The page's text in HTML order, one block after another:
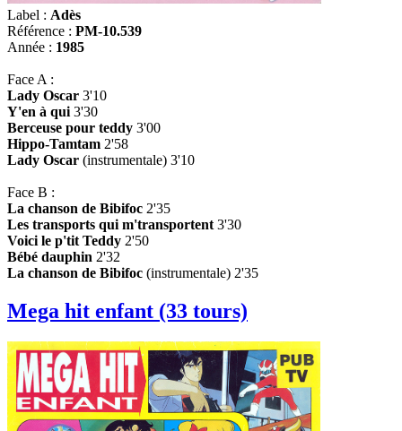
Label : Adès
Référence : PM-10.539
Année : 1985
Face A :
Lady Oscar 3'10
Y'en à qui3'30
Berceuse pour teddy 3'00
Hippo-Tamtam 2'58
Lady Oscar (instrumentale) 3'10
Face B :
La chanson de Bibifoc 2'35
Les transports qui m'transportent3'30
Voici le p'tit Teddy 2'50
Bébé dauphin 2'32
La chanson de Bibifoc (instrumentale) 2'35
Mega hit enfant (33 tours)